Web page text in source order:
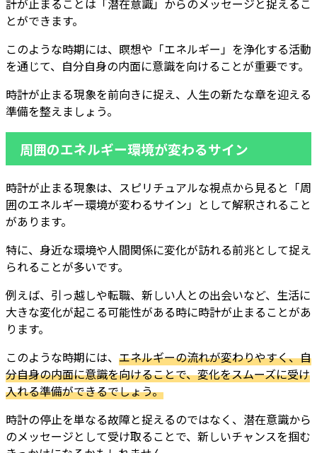
とができます。
このような時期には、瞑想や「エネルギー」を浄化する活動
を通じて、自分自身の内面に意識を向けることが重要です。
時計が止まる現象を前向きに捉え、人生の新たな章を迎える
準備を整えましょう。
周囲のエネルギー環境が変わるサイン
時計が止まる現象は、スピリチュアルな視点から見ると「周
囲のエネルギー環境が変わるサイン」として解釈されること
があります。
特に、身近な環境や人間関係に変化が訪れる前兆として捉え
られることが多いです。
例えば、引っ越しや転職、新しい人との出会いなど、生活に
大きな変化が起こる可能性がある時に時計が止まることがあ
ります。
このような時期には、 エネルギーの流れが変わりやすく、自
分自身の内面に意識を向けることで、変化をスムーズに受け
入れる準備ができるでしょう。
時計の停止を単なる故障と捉えるのではなく、潜在意識から
のメッセージとして受け取ることで、新しいチャンスを掴む